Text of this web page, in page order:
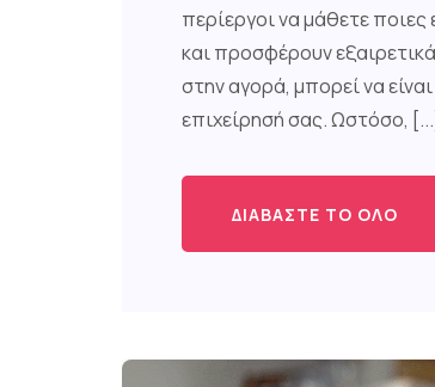
περίεργοι να μάθετε ποιες
και προσφέρουν
στην αγορά, μπορεί να
επιχείρησή σας. Ωστόσο,
ΔΙΑΒΆΣΤΕ ΤΟ ΌΛΟ